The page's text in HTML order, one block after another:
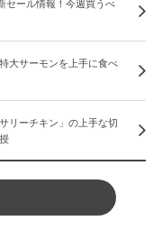
セール情報！今週買うべ
大サーモンを上手に食べ
リーチキン」の上手な切